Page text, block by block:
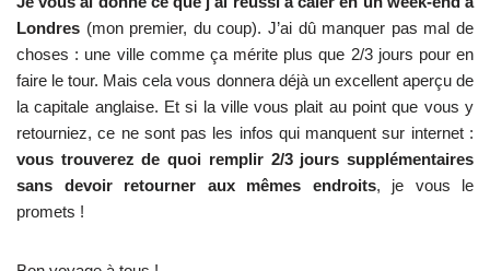
Londres (mon premier, du coup). J’ai dû manquer pas mal de
choses : une ville comme ça mérite plus que 2/3 jours pour en
faire le tour. Mais cela vous donnera déjà un excellent aperçu de
la capitale anglaise. Et si la ville vous plait au point que vous y
retourniez, ce ne sont pas les infos qui manquent sur internet :
vous trouverez de quoi remplir 2/3 jours supplémentaires
sans devoir retourner aux mêmes endroits, je vous le
promets !